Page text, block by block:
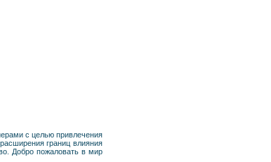
с целью привлечения
границ влияния
Добро пожаловать в мир